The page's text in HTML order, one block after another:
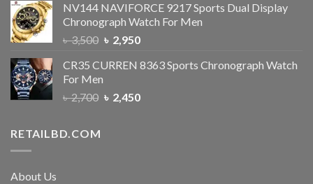
NV144 NAVIFORCE 9217 Sports Dual Display
Chronograph Watch For Men
৳3,500 ৳ 2,950
CR35 CURREN 8363 Sports Chronograph Watch
For Men
৳2,700 ৳ 2,450
RETAILBD.COM
About Us